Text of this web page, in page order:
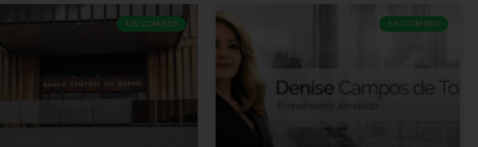
E EU COM ISSO E EU COM ISSO